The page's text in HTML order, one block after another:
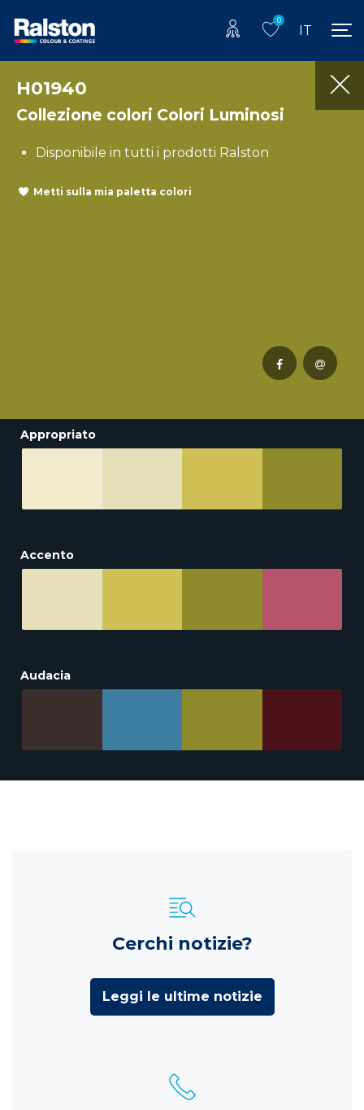
0
IT
H01940
Collezione colori Colori Luminosi
Disponibile in tutti i prodotti Ralston
Metti sulla mia paletta colori
Appropriato
Accento
Audacia
Cerchi notizie?
Leggi le ultime notizie